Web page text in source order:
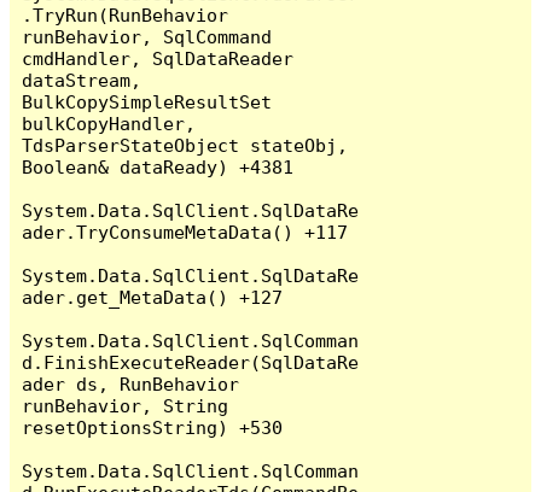
.TryRun(RunBehavior
runBehavior, SqlCommand
cmdHandler, SqlDataReader
dataStream,
BulkCopySimpleResultSet
bulkCopyHandler,
TdsParserStateObject stateObj,
Boolean& dataReady) +4381
System.Data.SqlClient.SqlDataRe
ader.TryConsumeMetaData() +117
System.Data.SqlClient.SqlDataRe
ader.get_MetaData() +127
System.Data.SqlClient.SqlComman
d.FinishExecuteReader(SqlDataRe
ader ds, RunBehavior
runBehavior, String
resetOptionsString) +530
System.Data.SqlClient.SqlComman